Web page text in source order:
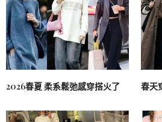
2026春夏 柔系鬆弛感穿搭火了 春天